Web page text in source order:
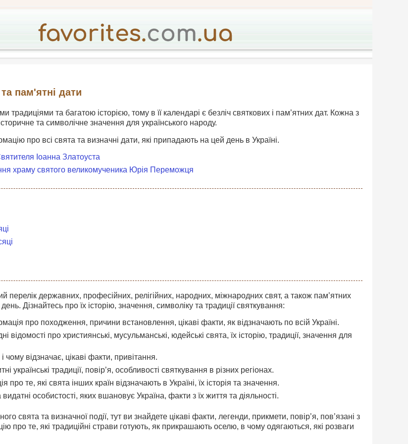
пам'ятні дати
традиціями та багатою історією, тому в її календарі є безліч святкових і пам’ятних дат. Кожна з
та символічне значення для українського народу.
про всі свята та визначні дати, які припадають на цей день в Україні.
Іоанна Златоуста
храму святого великомученика Юрія Переможця
перелік державних, професійних, релігійних, народних, міжнародних свят, а також пам’ятних
Дізнайтесь про їх історію, значення, символіку та традиції святкування:
про походження, причини встановлення, цікаві факти, як відзначають по всій Україні.
відомості про християнські, мусульманські, юдейські свята, їх історію, традиції, значення для
чому відзначає, цікаві факти, привітання.
українські традиції, повір’я, особливості святкування в різних регіонах.
про те, які свята інших країн відзначають в Україні, їх історія та значення.
видатні особистості, яких вшановує Україна, факти з їх життя та діяльності.
свята та визначної події, тут ви знайдете цікаві факти, легенди, прикмети, повір’я, пов’язані з
про те, які традиційні страви готують, як прикрашають оселю, в чому одягаються, які розваги